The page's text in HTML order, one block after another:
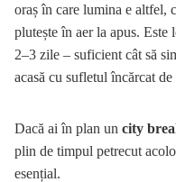
oraș în care lumina e altfel,
plutește în aer la apus.
2–3 zile – suficient cât să
acasă cu sufletul încărcat
Dacă ai în plan un city
plin de timpul petrecut
esențial.